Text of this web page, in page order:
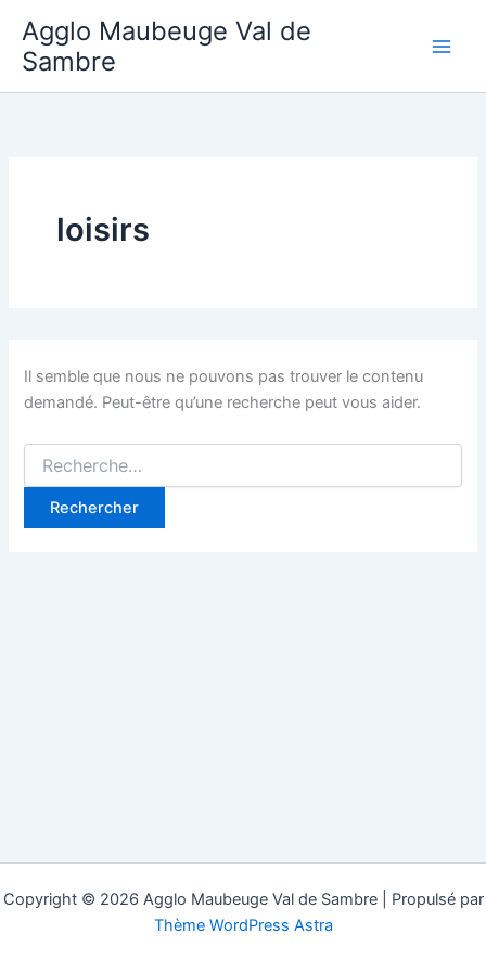
contenu
Agglo Maubeuge Val de
Sambre
loisirs
Il semble que nous ne pouvons pas trouver le contenu
demandé. Peut-être qu’une recherche peut vous aider.
Rechercher :
Copyright © 2026 Agglo Maubeuge Val de Sambre | Propulsé par
Thème WordPress Astra